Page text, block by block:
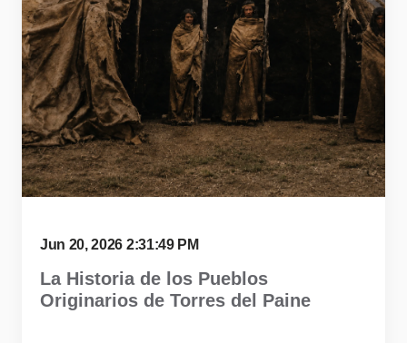
Jun 20, 2026 2:31:49 PM
La Historia de los Pueblos
Originarios de Torres del Paine